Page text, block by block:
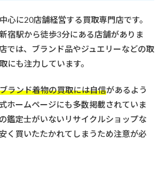
心に20店舗経営する買取専門店です。
宿駅から徒歩3分にある店舗がありま
では、ブランド品やジュエリーなどの取
にも注力しています。
ランド着物の買取には自信があるよう
ホームページにも多数掲載されていま
鑑定士がいないリサイクルショップな
く買いたたかれてしまうため注意が必